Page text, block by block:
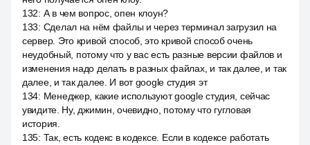
132: А в чем вопрос, опен клоун?
133: Сделал на нём файлы и через терминал загрузил на
сервер. Это кривой способ, это кривой способ очень
неудобный, потому что у вас есть разные версии файлов и
изменения надо делать в разных файлах, и так далее, и так
далее, и так далее. И вот google студия эт
134: Менеджер, какие используют google студия, сейчас
увидите. Ну, джимин, очевидно, потому что гугловая
история.
135: Так, есть кодекс в кодексе. Если в кодексе работать